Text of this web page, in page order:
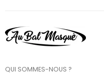
QUI SOMMES-NOUS ?